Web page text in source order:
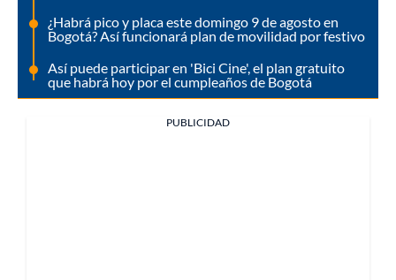
¿Habrá pico y placa este domingo 9 de agosto en
Bogotá? Así funcionará plan de movilidad por festivo
Así puede participar en 'Bici Cine', el plan gratuito
que habrá hoy por el cumpleaños de Bogotá
PUBLICIDAD